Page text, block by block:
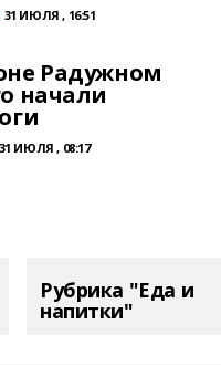
31 ИЮЛЯ , 16:51
Радужном
начали
31 ИЮЛЯ , 08:17
Рубрика "Еда и
напитки"